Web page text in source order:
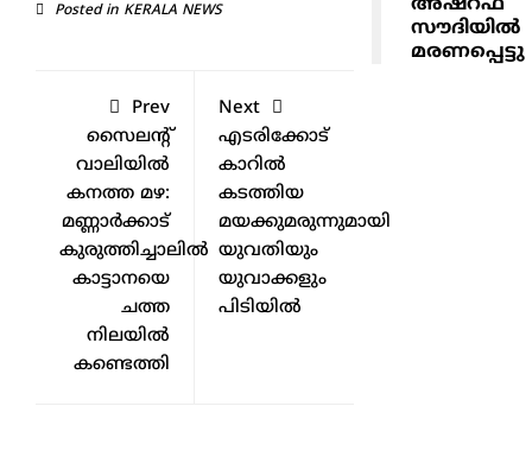
Posted in KERALA NEWS
Prev
സൈലൻ്റ്
വാലിയിൽ
കനത്ത മഴ:
മണ്ണാർക്കാട്
കുരുത്തിച്ചാലിൽ
കാട്ടാനയെ
ചത്ത
നിലയിൽ
കണ്ടെത്തി
Next
എടരിക്കോട്
കാറിൽ
കടത്തിയ
മയക്കുമരുന്നുമായി
യുവതിയും
യുവാക്കളും
പിടിയിൽ
സൗദിയിൽ
മരണപ്പെട്ടു